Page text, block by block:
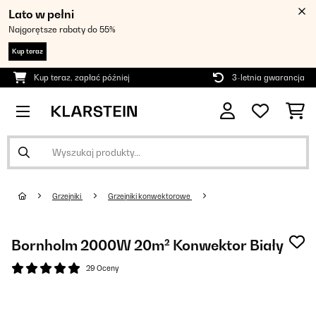
Lato w pełni
Najgorętsze rabaty do 55%
Kup teraz
Kup teraz, zapłać później 3-letnia gwarancja
Grzejniki Grzejniki konwektorowe
Bornholm 2000W 20m² Konwektor Biały
29 Oceny